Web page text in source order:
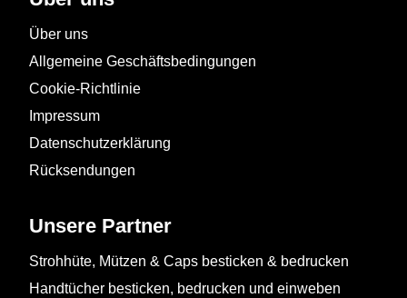
Über uns
Allgemeine Geschäftsbedingungen
Cookie-Richtlinie
Impressum
Datenschutzerklärung
Rücksendungen
Unsere Partner
Strohhüte, Mützen & Caps besticken & bedrucken
Handtücher besticken, bedrucken und einweben